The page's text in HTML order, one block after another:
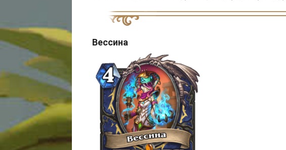
Вессина